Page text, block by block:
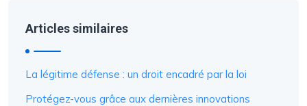
Articles similaires
La légitime défense : un droit encadré par la loi
Protégez-vous grâce aux dernières innovations